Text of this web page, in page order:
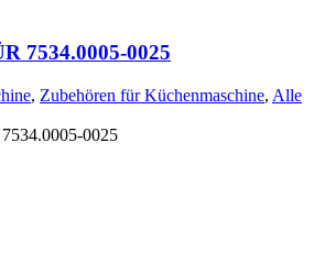
7534.0005-0025
, Zubehören für Küchenmaschine, Alle
0025